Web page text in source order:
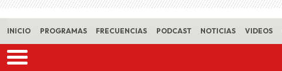
INICIO PROGRAMAS FRECUENCIAS PODCAST NOTICIAS VIDEOS